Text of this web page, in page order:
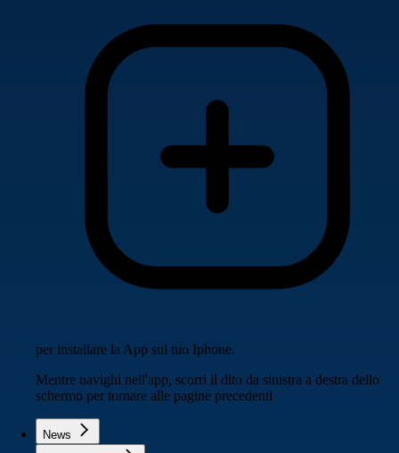
per installare la App sul tuo Iphone.
Mentre navighi nell'app, scorri il dito da sinistra a destra dello
schermo per tornare alle pagine precedenti
News